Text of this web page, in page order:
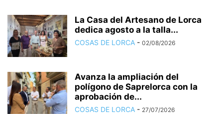
La Casa del Artesano de Lorca
dedica agosto a la talla...
COSAS DE LORCA - 02/08/2026
Avanza la ampliación del
polígono de Saprelorca con la
aprobación de...
COSAS DE LORCA - 27/07/2026